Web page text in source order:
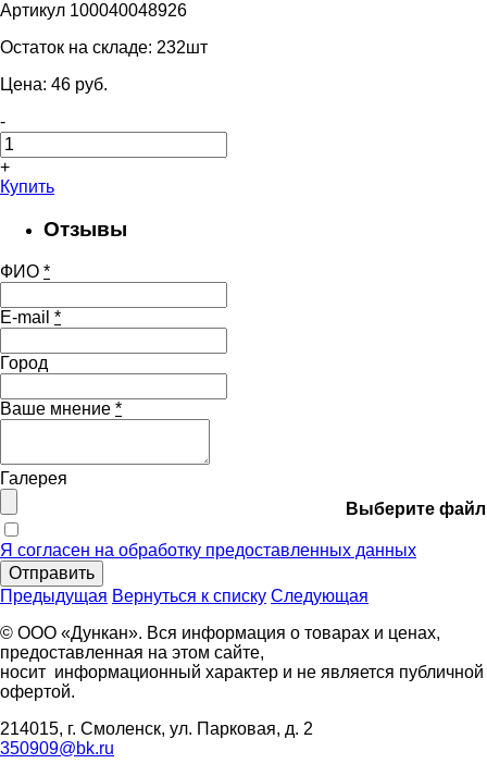
Артикул 100040048926
Остаток на складе: 232шт
Цена: 46 pуб.
-
+
Купить
Отзывы
ФИО *
E-mail *
Город
Ваше мнение *
Галерея
Выберите файл
Я согласен на обработку предоставленных данных
Отправить
Предыдущая Вернуться к списку Следующая
© ООО «Дункан». Вся информация о товарах и ценах,
предоставленная на этом сайте,
носит информационный характер и не является публичной
офертой.
214015, г. Смоленск, ул. Парковая, д. 2
350909@bk.ru